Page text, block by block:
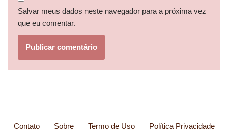
Salvar meus dados neste navegador para a próxima vez
que eu comentar.
Contato Sobre Termo de Uso Política Privacidade